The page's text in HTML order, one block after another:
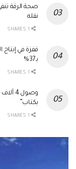
صحة الرقة
نقله
بـ37%
وصول
بكتاب”